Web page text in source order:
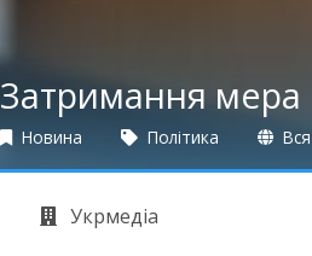
Затримання мера
Новина Політика
Укрмедіа